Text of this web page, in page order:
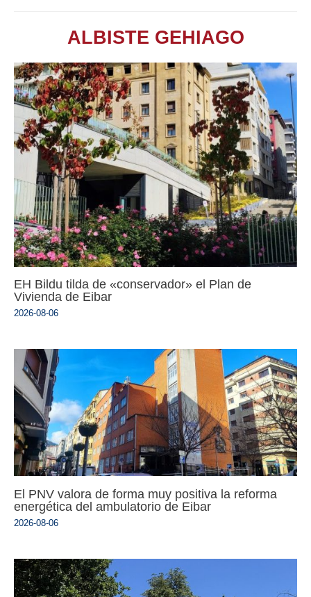
ALBISTE GEHIAGO
EH Bildu tilda de «conservador» el Plan de
Vivienda de Eibar
2026-08-06
El PNV valora de forma muy positiva la reforma
energética del ambulatorio de Eibar
2026-08-06